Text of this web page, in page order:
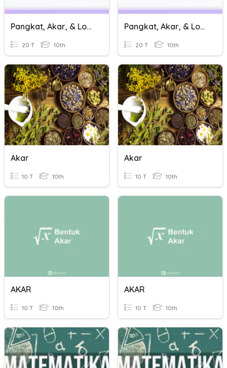
Pangkat, Akar, & Logaritma
20 T 10th
Pangkat, Akar, & Logaritma
20 T 10th
Akar
10 T 10th
Akar
10 T 10th
AKAR
10 T 10th
AKAR
10 T 10th